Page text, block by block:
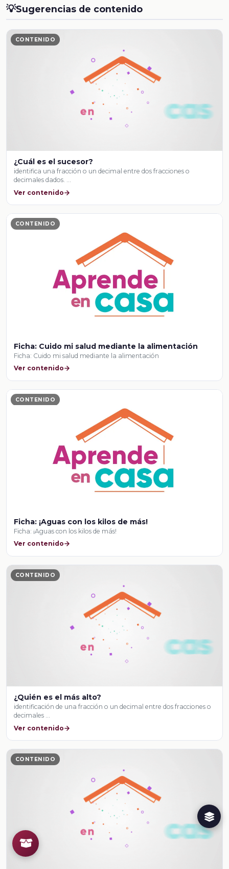
💡Sugerencias de contenido
CONTENIDO
¿Cuál es el sucesor?
identifica una fracción o un decimal entre dos fracciones o
decimales dados. …
Ver contenido
CONTENIDO
Ficha: Cuido mi salud mediante la alimentación
Ficha: Cuido mi salud mediante la alimentación
Ver contenido
CONTENIDO
Ficha: ¡Aguas con los kilos de más!
Ficha: ¡Aguas con los kilos de más!
Ver contenido
CONTENIDO
¿Quién es el más alto?
identificación de una fracción o un decimal entre dos fracciones o
decimales …
Ver contenido
CONTENIDO